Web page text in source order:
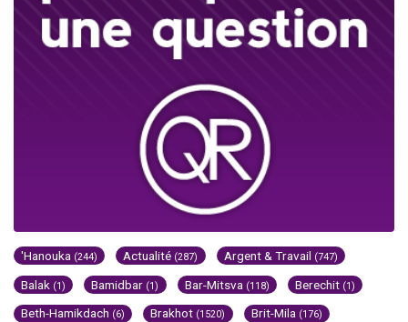
'Hanouka (244) Actualité (287) Argent & Travail (747)
Balak (1) Bamidbar (1) Bar-Mitsva (118) Berechit (1)
Beth-Hamikdach (6) Brakhot (1520) Brit-Mila (176)